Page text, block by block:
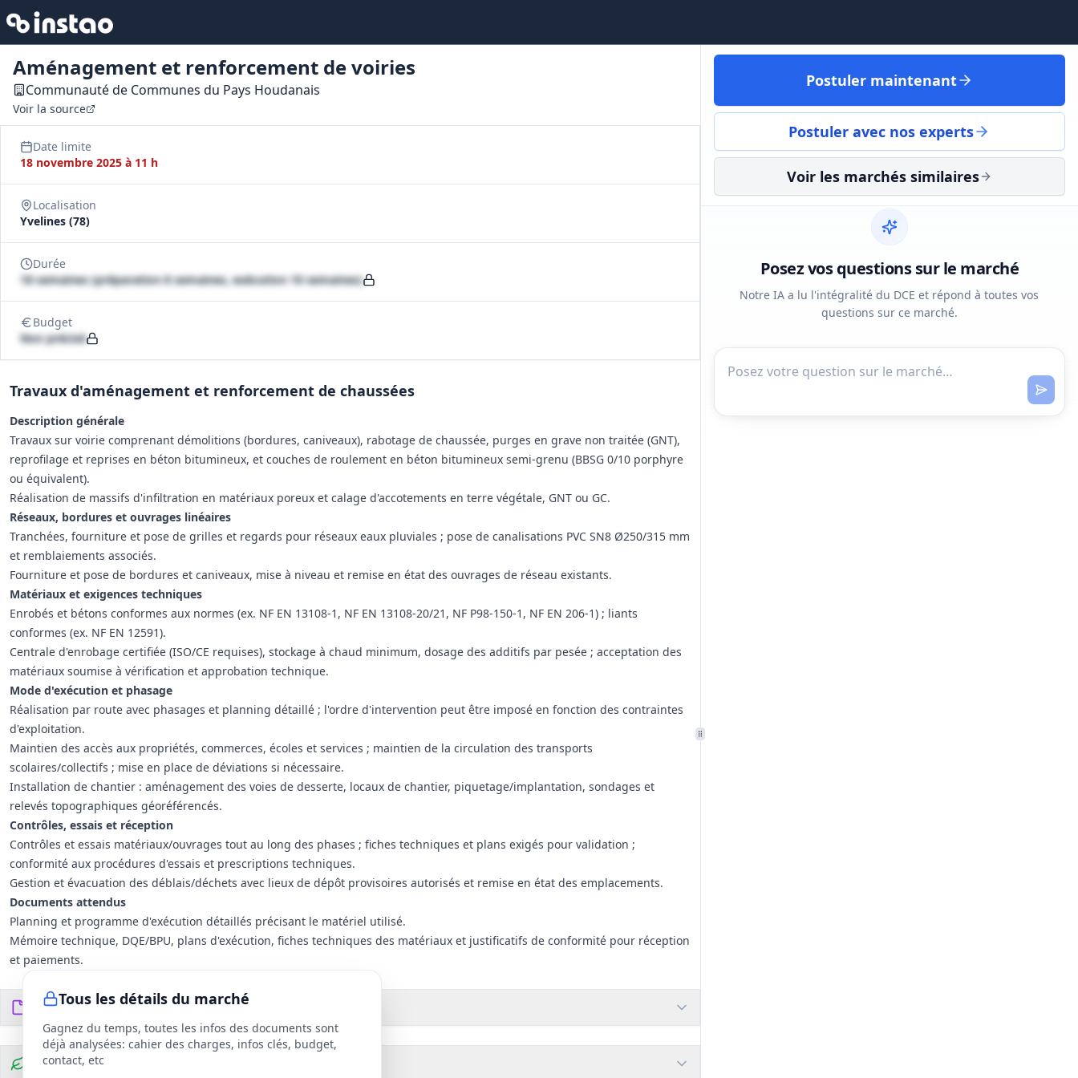
Aménagement et renforcement de voiries
Communauté de Communes du Pays Houdanais
Voir la source
Date limite
18 novembre 2025 à 11 h
Localisation
Yvelines (78)
Durée
18 semaines (préparation 8 semaines, exécution 10 semaines)
Budget
Non précisé
Travaux d'aménagement et renforcement de chaussées
Description générale
Travaux sur voirie comprenant démolitions (bordures, caniveaux), rabotage de chaussée, purges en grave non traitée (GNT),
reprofilage et reprises en béton bitumineux, et couches de roulement en béton bitumineux semi-grenu (BBSG 0/10 porphyre
ou équivalent).
Réalisation de massifs d'infiltration en matériaux poreux et calage d'accotements en terre végétale, GNT ou GC.
Réseaux, bordures et ouvrages linéaires
Tranchées, fourniture et pose de grilles et regards pour réseaux eaux pluviales ; pose de canalisations PVC SN8 Ø250/315 mm
et remblaiements associés.
Fourniture et pose de bordures et caniveaux, mise à niveau et remise en état des ouvrages de réseau existants.
Matériaux et exigences techniques
Enrobés et bétons conformes aux normes (ex. NF EN 13108‑1, NF EN 13108‑20/21, NF P98‑150‑1, NF EN 206‑1) ; liants
conformes (ex. NF EN 12591).
Centrale d'enrobage certifiée (ISO/CE requises), stockage à chaud minimum, dosage des additifs par pesée ; acceptation des
matériaux soumise à vérification et approbation technique.
Mode d'exécution et phasage
Réalisation par route avec phasages et planning détaillé ; l'ordre d'intervention peut être imposé en fonction des contraintes
d'exploitation.
Maintien des accès aux propriétés, commerces, écoles et services ; maintien de la circulation des transports
scolaires/collectifs ; mise en place de déviations si nécessaire.
Installation de chantier : aménagement des voies de desserte, locaux de chantier, piquetage/implantation, sondages et
relevés topographiques géoréférencés.
Contrôles, essais et réception
Contrôles et essais matériaux/ouvrages tout au long des phases ; fiches techniques et plans exigés pour validation ;
conformité aux procédures d'essais et prescriptions techniques.
Gestion et évacuation des déblais/déchets avec lieux de dépôt provisoires autorisés et remise en état des emplacements.
Documents attendus
Planning et programme d'exécution détaillés précisant le matériel utilisé.
Mémoire technique, DQE/BPU, plans d'exécution, fiches techniques des matériaux et justificatifs de conformité pour réception
et paiements.
Tous les détails du marché
Gagnez du temps, toutes les infos des documents sont
déjà analysées: cahier des charges, infos clés, budget,
contact, etc
Documents du DCE 100fichiers
Clauses environnementales
Postuler maintenant
Postuler avec nos experts
Voir les marchés similaires
Posez vos questions sur le marché
Notre IA a lu l'intégralité du DCE et répond à toutes vos
questions sur ce marché.